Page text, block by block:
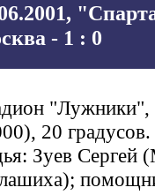
- 1 : 0
"Лужники",
20 градусов.
Зуев Сергей